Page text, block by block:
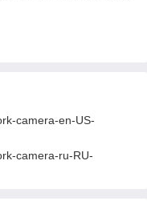
camera-en-US-
camera-ru-RU-